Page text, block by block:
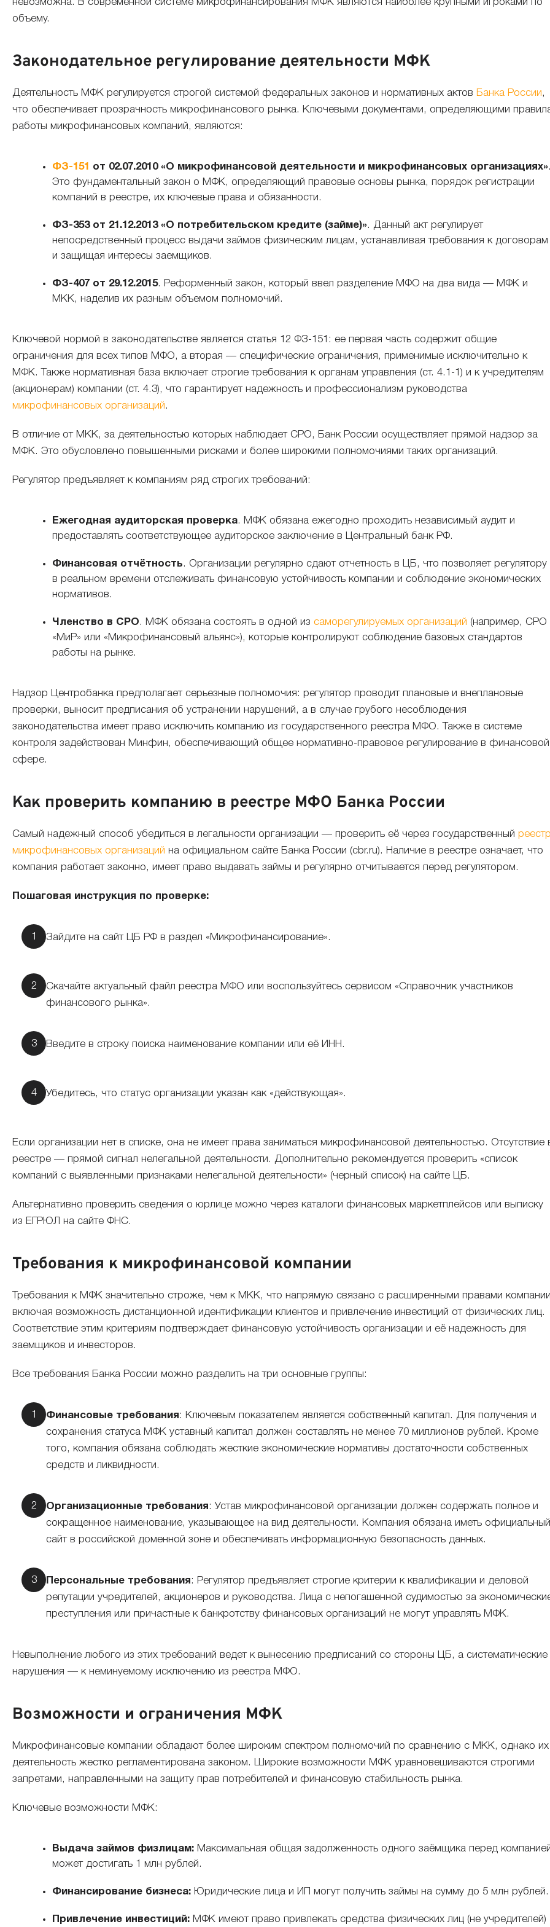
невозможна. В современной системе микрофинансирования МФК являются наиболее крупными игроками по
объему.
Законодательное регулирование деятельности МФК
Деятельность МФК регулируется строгой системой федеральных законов и нормативных актов Банка России,
что обеспечивает прозрачность микрофинансового рынка. Ключевыми документами, определяющими
работы микрофинансовых компаний, являются:
ФЗ-151 от 02.07.2010 «О микрофинансовой деятельности и микрофинансовых организациях»
Это фундаментальный закон о МФК, определяющий правовые основы рынка, порядок регистрации
компаний в реестре, их ключевые права и обязанности.
ФЗ-353 от 21.12.2013 «О потребительском кредите (займе)». Данный акт регулирует
непосредственный процесс выдачи займов физическим лицам, устанавливая требования к договорам
и защищая интересы заемщиков.
ФЗ-407 от 29.12.2015. Реформенный закон, который ввел разделение МФО на два вида — МФК и
МКК, наделив их разным объемом полномочий.
Ключевой нормой в законодательстве является статья 12 ФЗ-151: ее первая часть содержит общие
ограничения для всех типов МФО, а вторая — специфические ограничения, применимые исключительно к
МФК. Также нормативная база включает строгие требования к органам управления (ст. 4.1-1) и к учредителям
(акционерам) компании (ст. 4.3), что гарантирует надежность и профессионализм руководства
микрофинансовых организаций.
В отличие от МКК, за деятельностью которых наблюдает СРО, Банк России осуществляет прямой надзор за
МФК. Это обусловлено повышенными рисками и более широкими полномочиями таких организаций.
Регулятор предъявляет к компаниям ряд строгих требований:
Ежегодная аудиторская проверка. МФК обязана ежегодно проходить независимый аудит и
предоставлять соответствующее аудиторское заключение в Центральный банк РФ.
Финансовая отчётность. Организации регулярно сдают отчетность в ЦБ, что позволяет регулятору
в реальном времени отслеживать финансовую устойчивость компании и соблюдение экономических
нормативов.
Членство в СРО. МФК обязана состоять в одной из саморегулируемых организаций (например, СРО
«МиР» или «Микрофинансовый альянс»), которые контролируют соблюдение базовых стандартов
работы на рынке.
Надзор Центробанка предполагает серьезные полномочия: регулятор проводит плановые и внеплановые
проверки, выносит предписания об устранении нарушений, а в случае грубого несоблюдения
законодательства имеет право исключить компанию из государственного реестра МФО. Также в системе
контроля задействован Минфин, обеспечивающий общее нормативно-правовое регулирование в финансовой
сфере.
Как проверить компанию в реестре МФО Банка России
Самый надежный способ убедиться в легальности организации — проверить её через государственный
микрофинансовых организаций на официальном сайте Банка России (cbr.ru). Наличие в реестре означает, что
компания работает законно, имеет право выдавать займы и регулярно отчитывается перед регулятором.
Пошаговая инструкция по проверке:
Зайдите на сайт ЦБ РФ в раздел «Микрофинансирование».
Скачайте актуальный файл реестра МФО или воспользуйтесь сервисом «Справочник участников
финансового рынка».
Введите в строку поиска наименование компании или её ИНН.
Убедитесь, что статус организации указан как «действующая».
Если организации нет в списке, она не имеет права заниматься микрофинансовой деятельностью. Отсутствие
реестре — прямой сигнал нелегальной деятельности. Дополнительно рекомендуется проверить «список
компаний с выявленными признаками нелегальной деятельности» (черный список) на сайте ЦБ.
Альтернативно проверить сведения о юрлице можно через каталоги финансовых маркетплейсов или выписку
из ЕГРЮЛ на сайте ФНС.
Требования к микрофинансовой компании
Требования к МФК значительно строже, чем к МКК, что напрямую связано с расширенными правами
включая возможность дистанционной идентификации клиентов и привлечение инвестиций от физических лиц.
Соответствие этим критериям подтверждает финансовую устойчивость организации и её надежность для
заемщиков и инвесторов.
Все требования Банка России можно разделить на три основные группы:
Финансовые требования: Ключевым показателем является собственный капитал. Для получения и
сохранения статуса МФК уставный капитал должен составлять не менее 70 миллионов рублей. Кроме
того, компания обязана соблюдать жесткие экономические нормативы достаточности собственных
средств и ликвидности.
Организационные требования: Устав микрофинансовой организации должен содержать полное и
сокращенное наименование, указывающее на вид деятельности. Компания обязана иметь официальный
сайт в российской доменной зоне и обеспечивать информационную безопасность данных.
Персональные требования: Регулятор предъявляет строгие критерии к квалификации и деловой
репутации учредителей, акционеров и руководства. Лица с непогашенной судимостью за
преступления или причастные к банкротству финансовых организаций не могут управлять МФК.
Невыполнение любого из этих требований ведет к вынесению предписаний со стороны ЦБ, а систематические
нарушения — к неминуемому исключению из реестра МФО.
Возможности и ограничения МФК
Микрофинансовые компании обладают более широким спектром полномочий по сравнению с МКК, однако их
деятельность жестко регламентирована законом. Широкие возможности МФК уравновешиваются строгими
запретами, направленными на защиту прав потребителей и финансовую стабильность рынка.
Ключевые возможности МФК:
Выдача займов физлицам: Максимальная общая задолженность одного заёмщика перед
может достигать 1 млн рублей.
Финансирование бизнеса: Юридические лица и ИП могут получить займы на сумму до 5 млн рублей.
Привлечение инвестиций: МФК имеют право привлекать средства физических лиц (не учредителей)